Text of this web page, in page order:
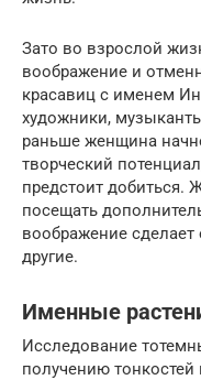
Зато во взрослой
воображение и
красавиц с именем
художники,
раньше женщина
творческий
предстоит добиться.
посещать
воображение
другие.
Именные
Исследование
получению тонкостей